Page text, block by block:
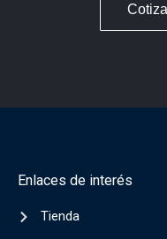
Enlaces de interés
Tienda